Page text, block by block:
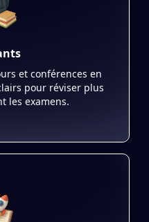
et conférences en
pour réviser plus
les examens.